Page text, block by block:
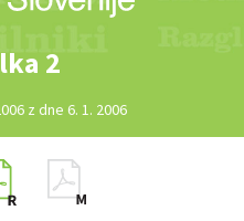
2
z dne 6. 1. 2006